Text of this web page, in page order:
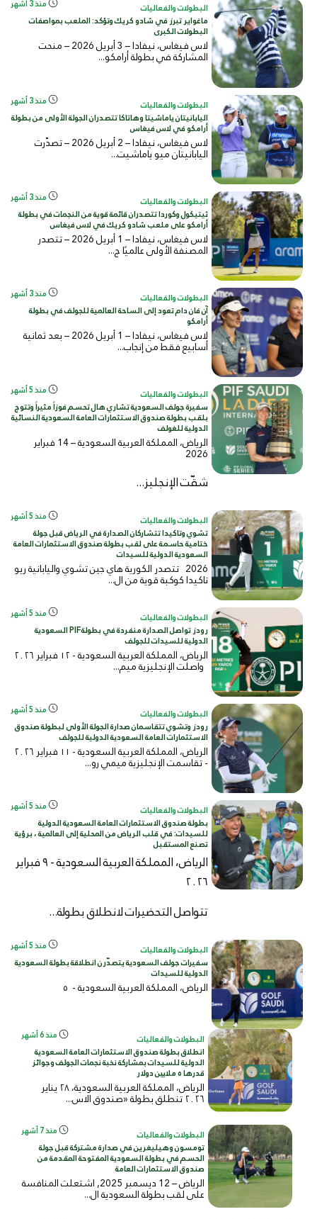
البطولات والفعاليات منذ 3 أشهر
ماغواير تبرز في شادو كريك وتؤكد: الملعب بمواصفات
البطولات الكبرى
لاس فيغاس، نيفادا – 3 أبريل 2026 – منحت
المشاركة في بطولة أرامكو...
البطولات والفعاليات منذ 3 أشهر
اليابانيتان ياماشيتا وهاتاكا تتصدران الجولة الأولى من بطولة
أرامكو في لاس فيغاس
لاس فيغاس، نيفادا – 2 أبريل 2026 – تصدّرت
اليابانيتان ميو ياماشيت...
البطولات والفعاليات منذ 3 أشهر
ثيتيكول وكوردا تتصدران قائمة قوية من النجمات في بطولة
أرامكو على ملعب شادو كريك في لاس فيغاس
لاس فيغاس، نيفادا – 1 أبريل 2026 – تتصدر
المصنفة الأولى عالميًا ج...
البطولات والفعاليات منذ 3 أشهر
آن فان دام تعود إلى الساحة العالمية للجولف في بطولة
أرامكو
لاس فيغاس، نيفادا – 1 أبريل 2026 – بعد ثمانية
أسابيع فقط من إنجاب...
البطولات والفعاليات منذ 5 أشهر
سفيرة جولف السعودية تشاري هال تحسم فوزاً مثيراً وتتوج
بلقب بطولة صندوق الاستثمارات العامة السعودية النسائية
الدولية للغولف
الرياض، المملكة العربية السعودية – 14 فبراير
2026
شقّت الإنجليز...
البطولات والفعاليات منذ 5 أشهر
تشوي وتاكيدا تتشاركان الصدارة في الرياض قبل جولة
ختامية حاسمة على لقب بطولة صندوق الاستثمارات العامة
السعودية الدولية للسيدات
2026 تتصدر الكورية هاي جين تشوي واليابانية ريو
تاكيدا كوكبة قوية من ال...
البطولات والفعاليات منذ 5 أشهر
رودز تواصل الصدارة منفردة في بطولةPIF السعودية
الدولية للسيدات للجولف
الرياض، المملكة العربية السعودية - ١٢ فبراير ٢٠٢٦
واصلت الإنجليزية ميم...
البطولات والفعاليات منذ 5 أشهر
رودز وتشوي تتقاسمان صدارة الجولة الأولى لبطولة صندوق
الاستثمارات العامة السعودية الدولية للجولف
الرياض، المملكة العربية السعودية - ١١ فبراير ٢٠٢٦
- تقاسمت الإنجليزية ميمي رو...
البطولات والفعاليات منذ 5 أشهر
بطولة صندوق الاستثمارات العامة السعودية الدولية
للسيدات: في قلب الرياض من المحلية إلى العالمية ، برؤية
تصنع المستقبل
الرياض، المملكة العربية السعودية - ٩ فبراير
٢٠٢٦
تتواصل التحضيرات لانطلاق بطولة...
البطولات والفعاليات منذ 5 أشهر
سفيرات جولف السعودية يتصدّرن انطلاقة بطولة السعودية
الدولية للسيدات
الرياض، المملكة العربية السعودية - ٥
البطولات والفعاليات منذ 6 أشهر
انطلاق بطولة صندوق الاستثمارات العامة السعودية
الدولية للسيدات بمشاركة نخبة نجمات الجولف وجوائز
قدرها ٥ ملايين دولار
الرياض، المملكة العربية السعودية، ٢٨ يناير
٢٠٢٦ تنطلق بطولة «صندوق الاس...
البطولات والفعاليات منذ 7 أشهر
تومسون وهيليغرين في صدارة مشتركة قبل جولة
الحسم في بطولة السعودية المفتوحة المقدمة من
صندوق الاستثمارات العامة
الرياض – 12 ديسمبر 2025, اشتعلت المنافسة
على لقب بطولة السعودية ال...